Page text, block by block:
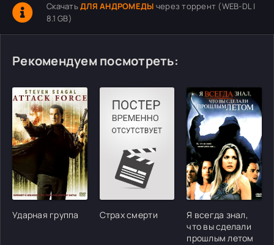
СкачатьДЛЯ АНДРОМЕДЫ через торрент (WEB-DL |
8.1 GB)
Рекомендуем посмотреть:
Ударная группа Страх смерти
Я всегда знал,
что вы сделали
прошлым летом